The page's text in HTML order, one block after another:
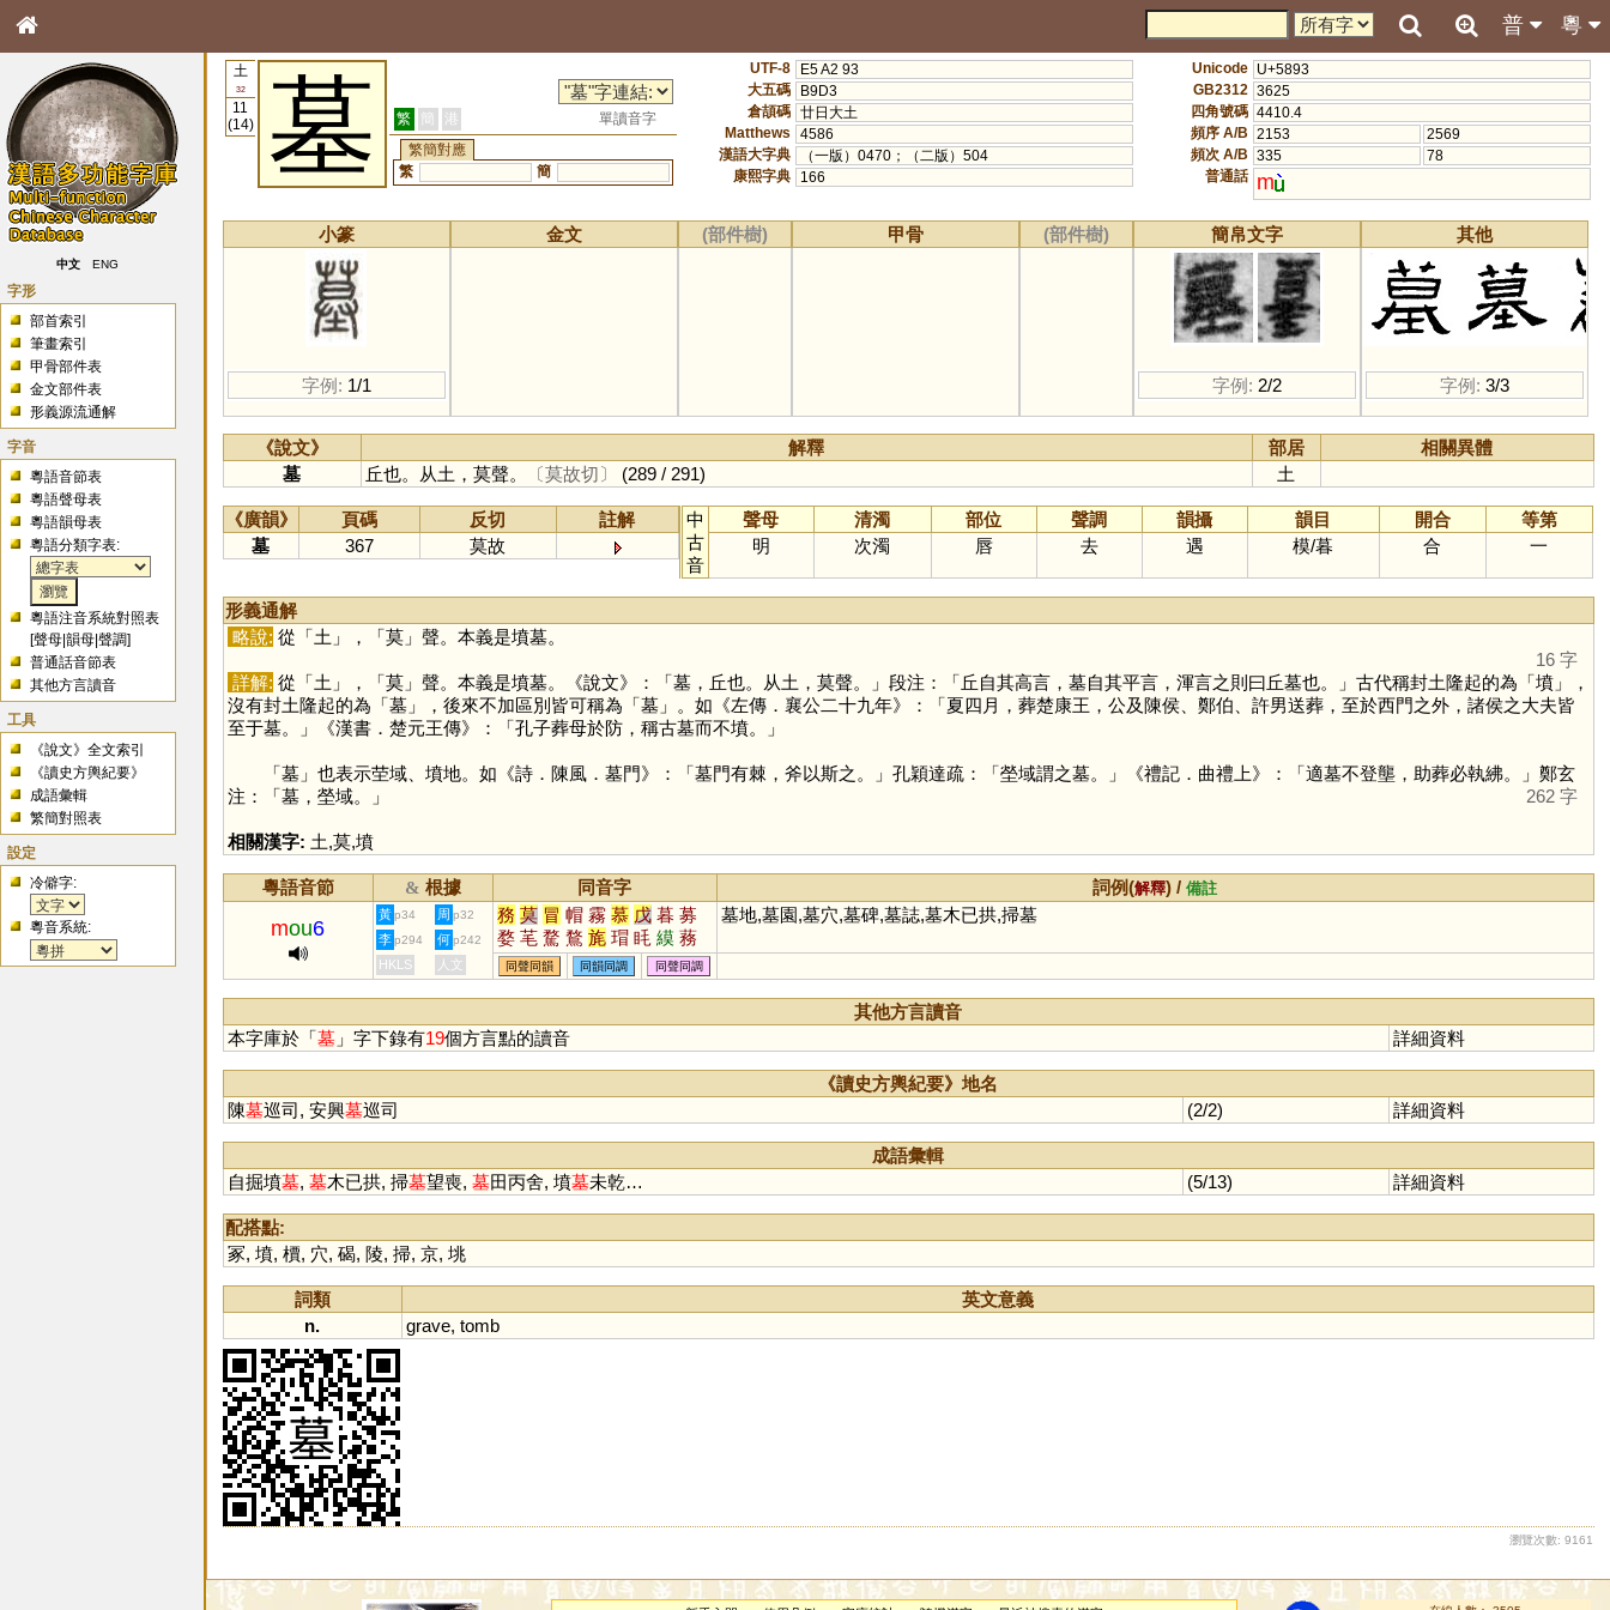
粵
普
中文 ENG
字形
部首索引
筆畫索引
甲骨部件表
金文部件表
形義源流通解
字音
粵語音節表
粵語聲母表
粵語韻母表
粵語分類字表:
粵語注音系統對照表
[聲母 |韻母 |聲調]
普通話音節表
其他方言讀音
工具
《說文》全文索引
《讀史方輿紀要》
成語彙輯
繁簡對照表
設定
冷僻字:
粵音系統:
土
32
11
(14)
墓 繁 簡 港
單讀音字
繁簡對應
繁
簡
UTF-8
E5 A2 93
大五碼
B9D3
倉頡碼 廿日大土
Matthews
4586
漢語大字典
（一版）0470；（二版）504
康熙字典
166
Unicode U+5893
GB2312 3625
四角號碼 4410.4
頻序 A/B 2153
2569
頻次 A/B 335
78
普通話 m
小篆
字例: 1/1
金文 (部件樹) 甲骨 (部件樹) 簡帛文字
字例: 2/2
其他
字例: 3/3
《說文》 解釋 部居
相關異體
墓
丘也。从土，莫聲。 〔莫故切〕 (289 / 291) 土
《廣韻》 頁碼 反切
註解
墓
367 莫故
中
古
音
聲母 清濁 部位 聲調 韻攝 韻目 開合
等第
明
次濁 唇 去 遇 模/暮 合 一
形義通解
略說: 從「土」，「莫」聲。本義是墳墓。
16 字
詳解: 從「土」，「莫」聲。本義是墳墓。《說文》：「墓，丘也。从土，莫聲。」段注：「丘自其高言，墓自其平言，渾言之則曰丘墓也。」古代稱封土隆起的為「墳」，
沒有封土隆起的為「墓」，後來不加區別皆可稱為「墓」。如《左傳．襄公二十九年》：「夏四月，葬楚康王，公及陳侯、鄭伯、許男送葬，至於西門之外，諸侯之大夫皆
至于墓。」《漢書．楚元王傳》：「孔子葬母於防，稱古墓而不墳。」
「墓」也表示茔域、墳地。如《詩．陳風．墓門》：「墓門有棘，斧以斯之。」孔穎達疏：「塋域謂之墓。」《禮記．曲禮上》：「適墓不登壟，助葬必執紼。」鄭玄
注：「墓，塋域。」
262 字
相關漢字: 土,莫,墳
粵語音節 & 根據 同音字 詞例(解釋) /備註
mou6
黃 p34 周 p32 務 莫 冒 帽 霧 慕 戊 暮 募
婺 芼 騖 鶩 旄 瑁 眊 縸 蓩
萺 慔 鞪 蝐 毷 楘 媢 耄
墓地,墓園,墓穴,墓碑,墓誌,墓木已拱,掃墓
李 p294 何 p242
HKLS 人文 同聲同韻 同韻同調 同聲同調
其他方言讀音
本字庫於「墓」字下錄有19個方言點的讀音 詳細資料
《讀史方輿紀要》地名
陳墓巡司, 安興墓巡司 (2/2) 詳細資料
成語彙輯
自掘墳墓, 墓木已拱, 掃墓望喪, 墓田丙舍, 墳墓未乾… (5/13) 詳細資料
配搭點:
冢, 墳, 檟, 穴, 碣, 陵, 掃, 京, 垗
詞類
英文意義
n.
grave, tomb
瀏覽次數: 9161